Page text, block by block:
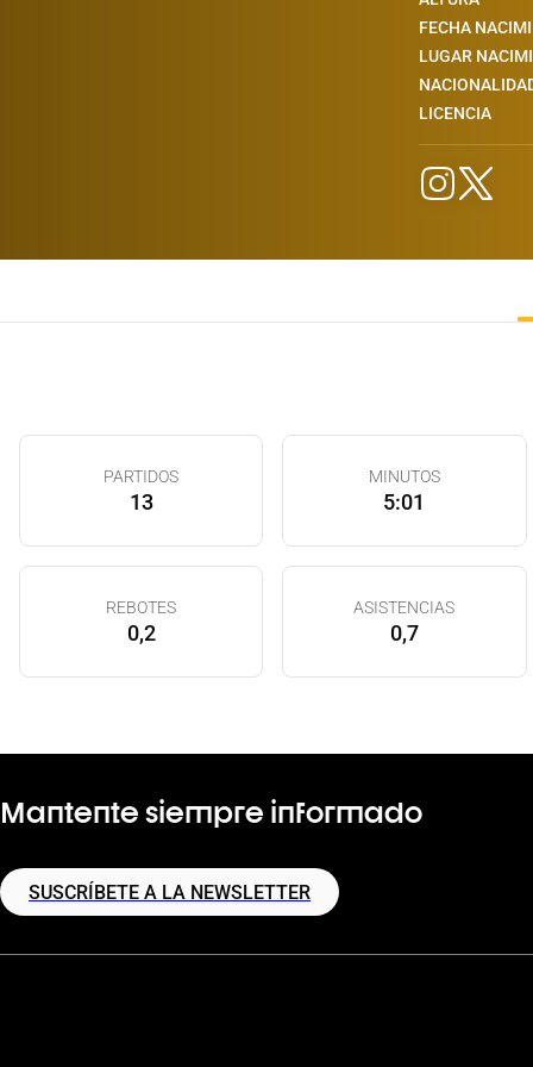
FECHA
LUGAR
LICENCIA
PARTIDOS
13
MINUTOS
5:01
REBOTES
0,2
ASISTENCIAS
0,7
Mantente siempre informado
SUSCRÍBETE A LA NEWSLETTER